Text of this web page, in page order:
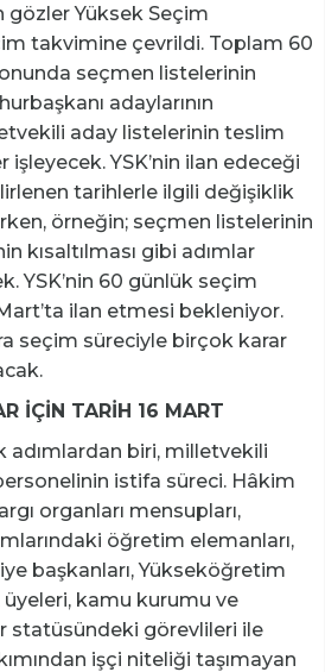
gözler Yüksek Seçim
takvimine çevrildi. Toplam 60
seçmen listelerinin
adaylarının
aday listelerinin teslim
YSK’nin ilan edeceği
tarihlerle ilgili değişiklik
örneğin; seçmen listelerinin
kısaltılması gibi adımlar
YSK’nin 60 günlük seçim
ilan etmesi bekleniyor.
seçim süreciyle birçok karar
İÇİN TARİH 16 MART
adımlardan biri, milletvekili
istifa süreci. Hâkim
organları mensupları,
öğretim elemanları,
başkanları, Yükseköğretim
üyeleri, kamu kurumu ve
statüsündeki görevlileri ile
işçi niteliği taşımayan